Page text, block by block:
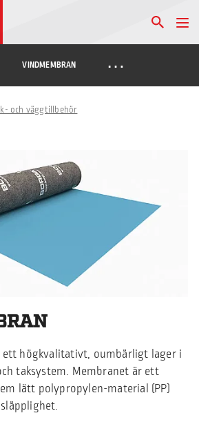
VINDMEMBRAN …
och väggtillbehör
ett högkvalitativt, oumbärligt lager i
taksystem. Membranet är ett
lätt polypropylen-material (PP)